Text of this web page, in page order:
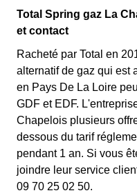
Total Spring gaz La
et contact
Racheté par Total en
alternatif de gaz qui est
en Pays De La Loire
GDF et EDF.
Chapelois plusieurs
dessous du tarif
pendant 1 an. Si vous
joindre leur service
09 70 25 02 50.